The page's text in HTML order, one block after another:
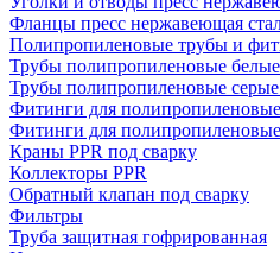
Фланцы пресс нержавеющая
Полипропиленовые трубы и
Трубы полипропиленовые белые
Трубы полипропиленовые
Фитинги для
Фитинги для
Краны PPR под сварку
Коллекторы PPR
Обратный клапан под сварку
Фильтры
Труба защитная гофрированная